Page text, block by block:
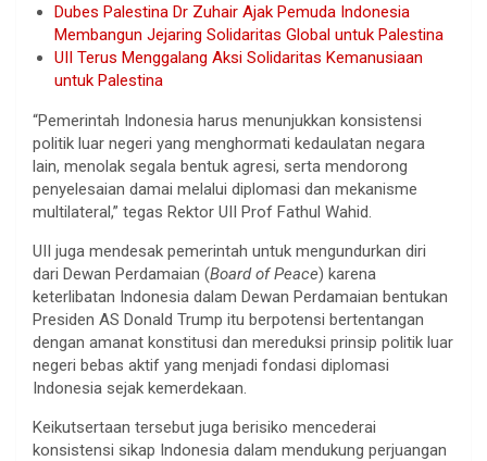
Dubes Palestina Dr Zuhair Ajak Pemuda Indonesia
Membangun Jejaring Solidaritas Global untuk Palestina
UII Terus Menggalang Aksi Solidaritas Kemanusiaan
untuk Palestina
“Pemerintah Indonesia harus menunjukkan konsistensi
politik luar negeri yang menghormati kedaulatan negara
lain, menolak segala bentuk agresi, serta mendorong
penyelesaian damai melalui diplomasi dan mekanisme
multilateral,” tegas Rektor UII Prof Fathul Wahid.
UII juga mendesak pemerintah untuk mengundurkan diri
dari Dewan Perdamaian (Board of Peace) karena
keterlibatan Indonesia dalam Dewan Perdamaian bentukan
Presiden AS Donald Trump itu berpotensi bertentangan
dengan amanat konstitusi dan mereduksi prinsip politik luar
negeri bebas aktif yang menjadi fondasi diplomasi
Indonesia sejak kemerdekaan.
Keikutsertaan tersebut juga berisiko mencederai
konsistensi sikap Indonesia dalam mendukung perjuangan